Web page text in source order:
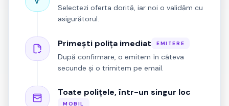
Selectezi oferta dorită, iar noi o validăm cu
asigurătorul.
Primești polița imediat EMITERE
După confirmare, o emitem în câteva
secunde și o trimitem pe email.
Toate polițele, într-un singur loc
MOBIL